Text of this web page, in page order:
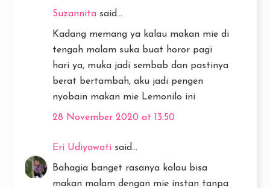
Suzannita said...
Kadang memang ya kalau makan mie di
tengah malam suka buat horor pagi
hari ya, muka jadi sembab dan pastinya
berat bertambah, aku jadi pengen
nyobain makan mie Lemonilo ini
28 November 2020 at 13:50
Eri Udiyawati said...
Bahagia banget rasanya kalau bisa
makan malam dengan mie instan tanpa